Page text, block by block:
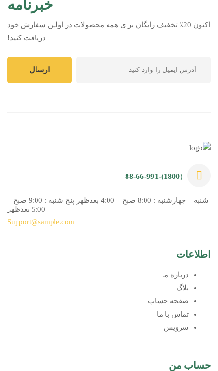
خبرنامه
اکنون 20٪ تخفیف رایگان برای همه محصولات در اولین سفارش خود
دریافت کنید!
(1800)-88-66-991
شنبه – چهارشنبه : 8:00 صبح – 4:00 بعدظهر پنج شنبه : 9:00 صبح –
5:00 بعدظهر
Support@sample.com
اطلاعات
درباره ما
بلاگ
صفحه حساب
تماس با ما
سرویس
حساب من